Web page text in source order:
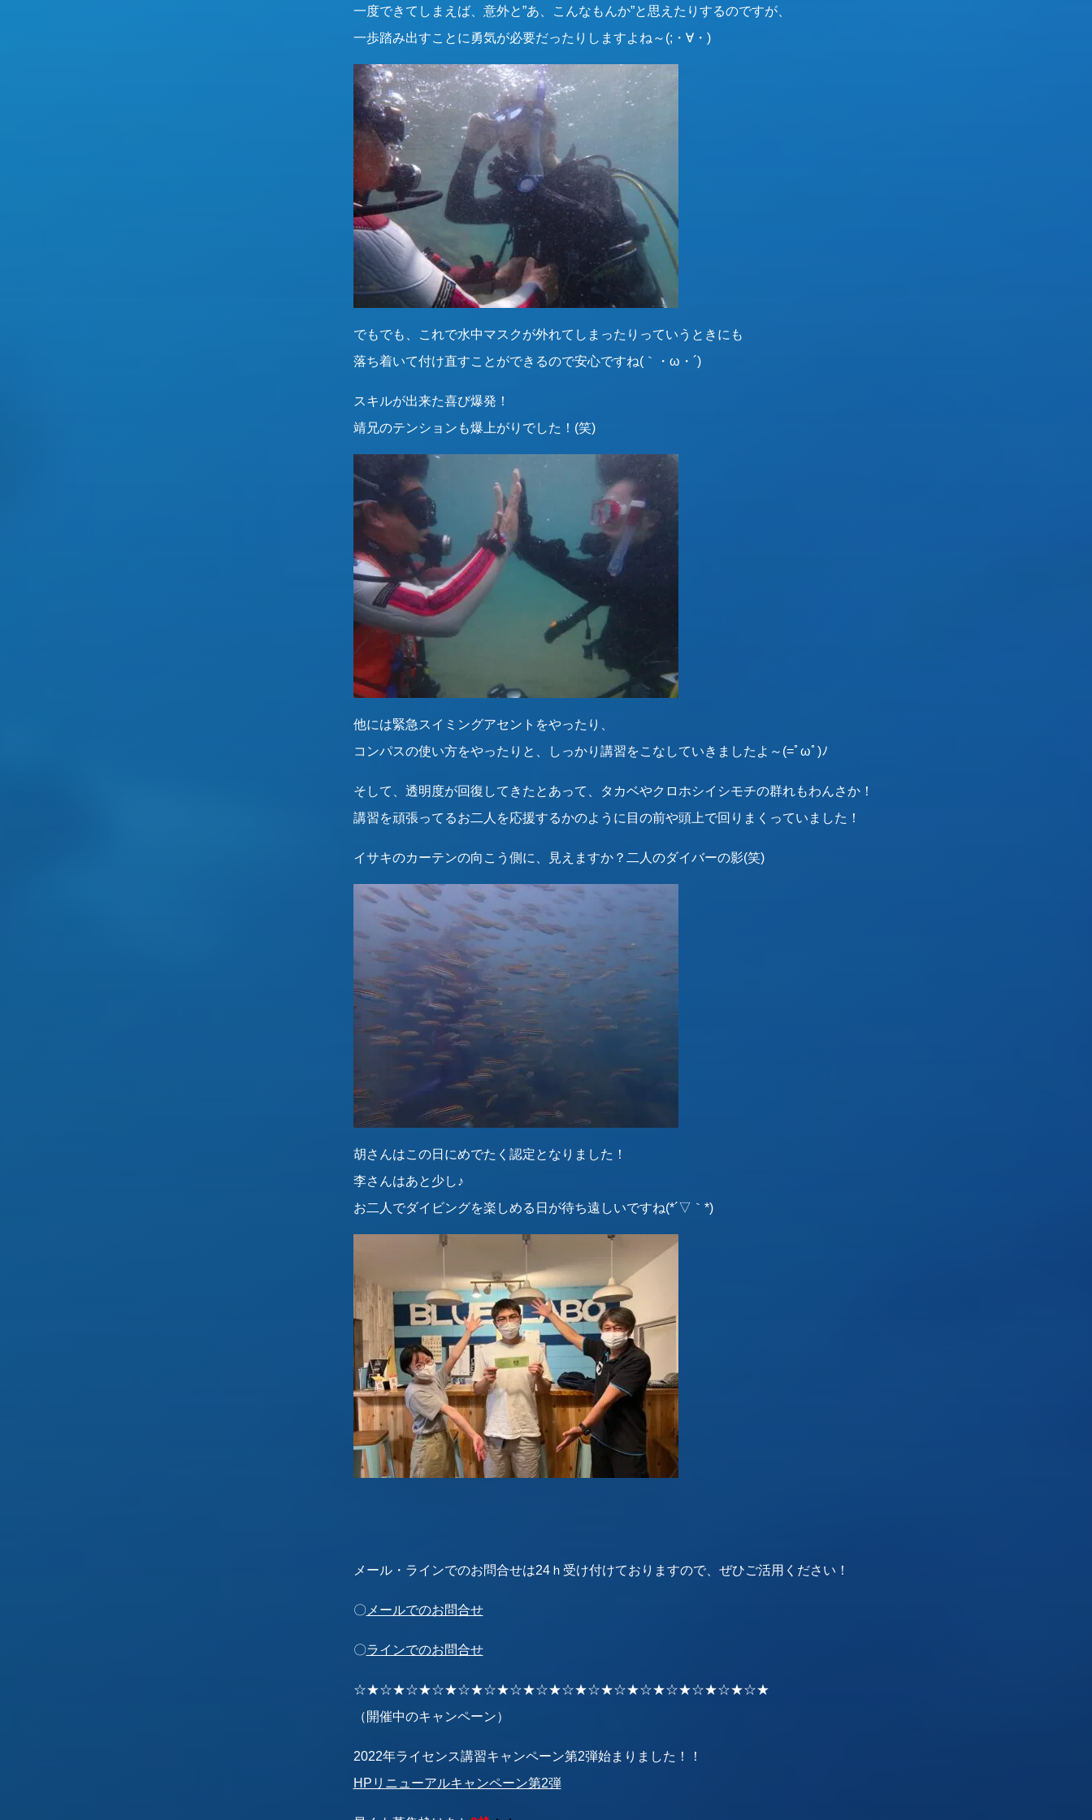
一度できてしまえば、意外と”あ、こんなもんか”と思えたりするのですが、
一歩踏み出すことに勇気が必要だったりしますよね～(;・∀・)
でもでも、これで水中マスクが外れてしまったりっていうときにも
落ち着いて付け直すことができるので安心ですね(｀・ω・´)
スキルが出来た喜び爆発！
靖兄のテンションも爆上がりでした！(笑)
他には緊急スイミングアセントをやったり、
コンパスの使い方をやったりと、しっかり講習をこなしていきましたよ～(=ﾟωﾟ)ﾉ
そして、透明度が回復してきたとあって、タカベやクロホシイシモチの群れもわんさか！
講習を頑張ってるお二人を応援するかのように目の前や頭上で回りまくっていました！
イサキのカーテンの向こう側に、見えますか？二人のダイバーの影(笑)
胡さんはこの日にめでたく認定となりました！
李さんはあと少し♪
お二人でダイビングを楽しめる日が待ち遠しいですね(*´▽｀*)
メール・ラインでのお問合せは24ｈ受け付けておりますので、ぜひご活用ください！
〇 メールでのお問合せ
〇ラインでのお問合せ
☆★☆★☆★☆★☆★☆★☆★☆★☆★☆★☆★☆★☆★☆★☆★☆★
（開催中のキャンペーン）
2022年ライセンス講習キャンペーン第2弾始まりました！！
HPリニューアルキャンペーン第2弾